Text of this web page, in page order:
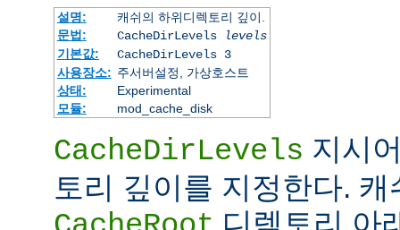
설명:
캐쉬의 하위디렉토리 깊이.
문법:
CacheDirLevels
levels
기본값:
CacheDirLevels 3
사용장소: 주서버설정, 가상호스트
상태:
Experimental
모듈:
mod_cache_disk
CacheDirLevels 지시
토리 깊이를 지정한다.
디렉토리 아